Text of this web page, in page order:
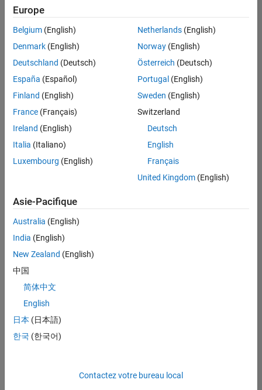
correspondant
à vos
critères
de
recherche.
Vous
pouvez
élargir
votre
recherche
ou
afficher
l’ensemble
d'emploi.
malgré
tout
vous
trouvez
pas
d'offre
corresponde
à vos
Europe
Belgium (English)
Denmark (English)
Deutschland (Deutsch)
España (Español)
Finland (English)
France (Français)
Ireland (English)
Italia (Italiano)
Luxembourg (English)
Netherlands(English)
Norway(English)
Österreich (Deutsch)
Portugal (English)
Sweden (English)
Switzerland
Deutsch
English
Français
United Kingdom(English)
Asie-Pacifique
Australia (English)
India (English)
New Zealand (English)
中国
简体中文
English
日本 (日本語)
한국 (한국어)
Contactez votre bureau local